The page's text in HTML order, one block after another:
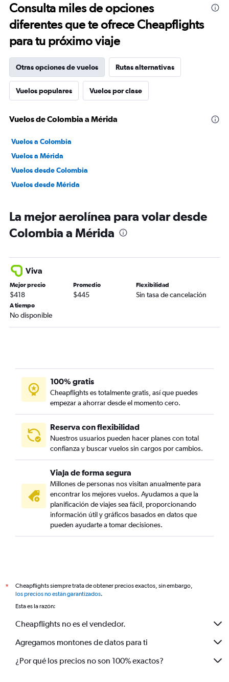
Consulta miles de opciones
diferentes que te ofrece Cheapflights
para tu próximo viaje
Otras opciones de vuelos Rutas alternativas
Vuelos populares Vuelos por clase
Vuelos de Colombia a Mérida
Vuelos a Colombia
Vuelos a Mérida
Vuelos desde Colombia
Vuelos desde Mérida
La mejor aerolínea para volar desde
Colombia a Mérida
Viva
Mejor precio
$418
Promedio
$445
Flexibilidad
Sin tasa de cancelación
A tiempo
No disponible
100% gratis
Cheapflights es totalmente gratis, así que puedes
empezar a ahorrar desde el momento cero.
Reserva con flexibilidad
Nuestros usuarios pueden hacer planes con total
confianza y buscar vuelos sin cargos por cambios.
Viaja de forma segura
Millones de personas nos visitan anualmente para
encontrar los mejores vuelos. Ayudamos a que la
planificación de viajes sea fácil, proporcionando
información útil y gráficos basados en datos que
pueden ayudarte a tomar decisiones.
*
Cheapflights siempre trata de obtener precios exactos, sin embargo,
los precios no están garantizados.
Esta es la razón:
Cheapflights no es el vendedor.
Agregamos montones de datos para ti
¿Por qué los precios no son 100% exactos?